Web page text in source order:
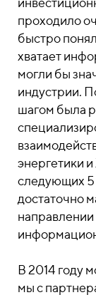
проходило
быстро
хватает
могли бы
индустрии.
шагом была
энергетики
следующих 5
достаточно
направлении
В 2014 году
мы с